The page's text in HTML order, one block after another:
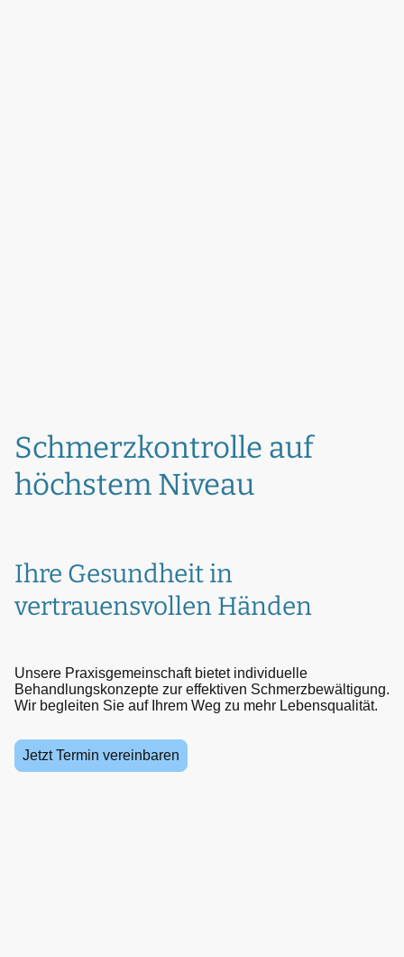
Schmerzkontrolle auf
höchstem Niveau
Ihre Gesundheit in
vertrauensvollen Händen
Unsere Praxisgemeinschaft bietet individuelle
Behandlungskonzepte zur effektiven Schmerzbewältigung.
Wir begleiten Sie auf Ihrem Weg zu mehr Lebensqualität.
Jetzt Termin vereinbaren